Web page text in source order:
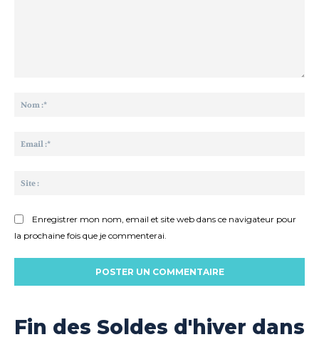
Enregistrer mon nom, email et site web dans ce navigateur pour
la prochaine fois que je commenterai.
Fin des Soldes d'hiver dans